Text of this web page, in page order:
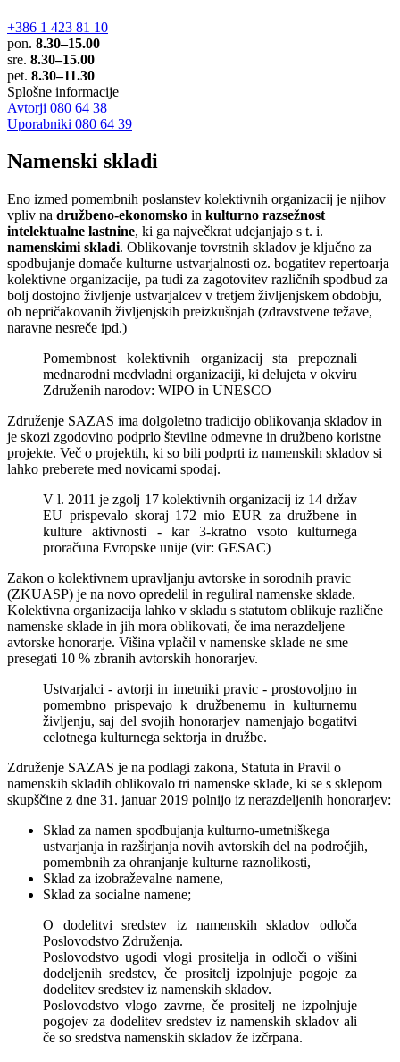
+386 1 423 81 10
pon. 8.30–15.00
sre. 8.30–15.00
pet. 8.30–11.30
Splošne informacije
Avtorji 080 64 38
Uporabniki 080 64 39
Namenski skladi
Eno izmed pomembnih poslanstev kolektivnih organizacij je njihov
vpliv na družbeno-ekonomsko in kulturno razsežnost
intelektualne lastnine, ki ga največkrat udejanjajo s t. i.
namenskimi skladi. Oblikovanje tovrstnih skladov je ključno za
spodbujanje domače kulturne ustvarjalnosti oz. bogatitev repertoarja
kolektivne organizacije, pa tudi za zagotovitev različnih spodbud za
bolj dostojno življenje ustvarjalcev v tretjem življenjskem obdobju,
ob nepričakovanih življenjskih preizkušnjah (zdravstvene težave,
naravne nesreče ipd.)
Pomembnost kolektivnih organizacij sta prepoznali
mednarodni medvladni organizaciji, ki delujeta v okviru
Združenih narodov: WIPO in UNESCO
Združenje SAZAS ima dolgoletno tradicijo oblikovanja skladov in
je skozi zgodovino podprlo številne odmevne in družbeno koristne
projekte. Več o projektih, ki so bili podprti iz namenskih skladov si
lahko preberete med novicami spodaj.
V l. 2011 je zgolj 17 kolektivnih organizacij iz 14 držav
EU prispevalo skoraj 172 mio EUR za družbene in
kulture aktivnosti - kar 3-kratno vsoto kulturnega
proračuna Evropske unije (vir: GESAC)
Zakon o kolektivnem upravljanju avtorske in sorodnih pravic
(ZKUASP) je na novo opredelil in reguliral namenske sklade.
Kolektivna organizacija lahko v skladu s statutom oblikuje različne
namenske sklade in jih mora oblikovati, če ima nerazdeljene
avtorske honorarje. Višina vplačil v namenske sklade ne sme
presegati 10 % zbranih avtorskih honorarjev.
Ustvarjalci - avtorji in imetniki pravic - prostovoljno in
pomembno prispevajo k družbenemu in kulturnemu
življenju, saj del svojih honorarjev namenjajo bogatitvi
celotnega kulturnega sektorja in družbe.
Združenje SAZAS je na podlagi zakona, Statuta in Pravil o
namenskih skladih oblikovalo tri namenske sklade, ki se s sklepom
skupščine z dne 31. januar 2019 polnijo iz nerazdeljenih honorarjev:
Sklad za namen spodbujanja kulturno-umetniškega
ustvarjanja in razširjanja novih avtorskih del na področjih,
pomembnih za ohranjanje kulturne raznolikosti,
Sklad za izobraževalne namene,
Sklad za socialne namene;
O dodelitvi sredstev iz namenskih skladov odloča
Poslovodstvo Združenja.
Poslovodstvo ugodi vlogi prositelja in odloči o višini
dodeljenih sredstev, če prositelj izpolnjuje pogoje za
dodelitev sredstev iz namenskih skladov.
Poslovodstvo vlogo zavrne, če prositelj ne izpolnjuje
pogojev za dodelitev sredstev iz namenskih skladov ali
če so sredstva namenskih skladov že izčrpana.